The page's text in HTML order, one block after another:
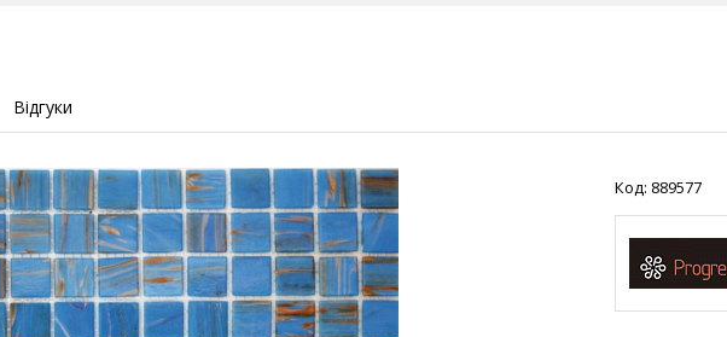
Відгуки
Код: 889577